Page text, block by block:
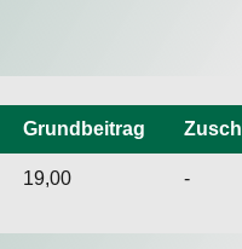
Grundbeitrag
19,00 -